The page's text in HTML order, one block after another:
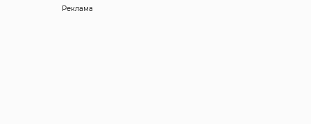
Реклама